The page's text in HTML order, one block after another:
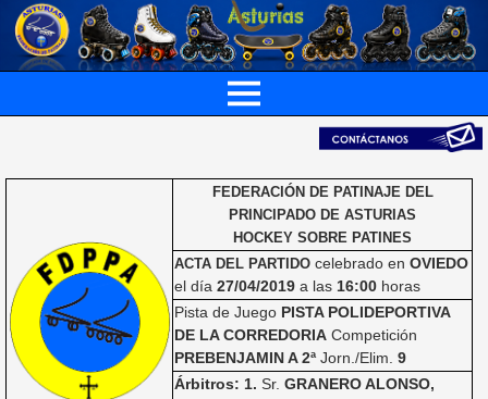
FEDERACIÓN DE PATINAJE DEL
PRINCIPADO DE ASTURIAS
HOCKEY SOBRE PATINES
ACTA DEL PARTIDO celebrado enOVIEDO
el día27/04/2019 a las16:00 horas
Pista de Juego PISTA POLIDEPORTIVA
DE LA CORREDORIA Competición
PREBENJAMIN A 2ªJorn./Elim.9
Árbitros: 1. Sr.GRANERO ALONSO,